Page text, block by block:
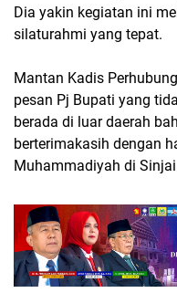
Dia yakin kegiatan ini
silaturahmi yang tepat.
Mantan Kadis
pesan Pj Bupati yang
berada di luar daerah
berterimakasih dengan
Muhammadiyah di